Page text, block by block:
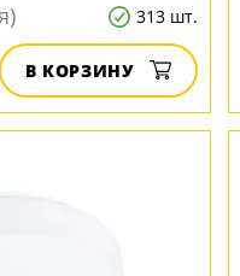
313 шт.
В КОРЗИНУ